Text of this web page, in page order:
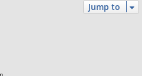
Jump to